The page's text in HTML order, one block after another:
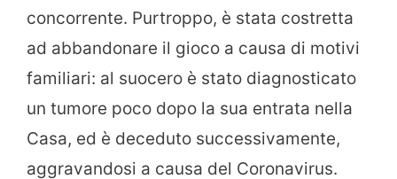
concorrente. Purtroppo, è stata costretta
ad abbandonare il gioco a causa di motivi
familiari: al suocero è stato diagnosticato
un tumore poco dopo la sua entrata nella
Casa, ed è deceduto successivamente,
aggravandosi a causa del Coronavirus.